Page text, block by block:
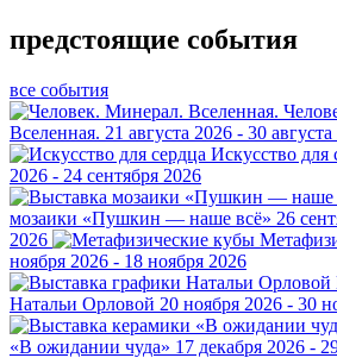
предстоящие события
все события
Вселенная. 21 августа 2026 - 30
Искусство для
2026 - 24 сентября 2026
мозаики «Пушкин — наше всё» 26
2026
ноября 2026 - 18 ноября 2026
Натальи Орловой 20 ноября 2026 - 30
«В ожидании чуда» 17 декабря 2026 -